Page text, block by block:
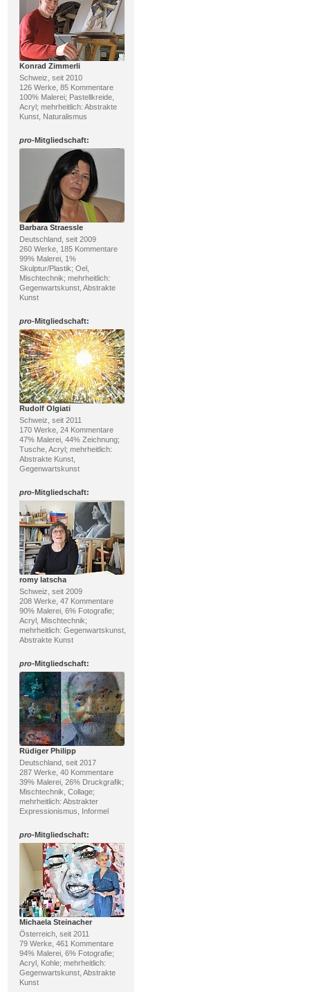
Konrad Zimmerli
Schweiz, seit 2010
126 Werke, 85 Kommentare
100% Malerei; Pastellkreide,
Acryl; mehrheitlich: Abstrakte
Kunst, Naturalismus
pro-Mitgliedschaft:
Barbara Straessle
Deutschland, seit 2009
260 Werke, 185 Kommentare
99% Malerei, 1%
Skulptur/Plastik; Oel,
Mischtechnik; mehrheitlich:
Gegenwartskunst, Abstrakte
Kunst
pro-Mitgliedschaft:
Rudolf Olgiati
Schweiz, seit 2011
170 Werke, 24 Kommentare
47% Malerei, 44% Zeichnung;
Tusche, Acryl; mehrheitlich:
Abstrakte Kunst,
Gegenwartskunst
pro-Mitgliedschaft:
romy latscha
Schweiz, seit 2009
208 Werke, 47 Kommentare
90% Malerei, 6% Fotografie;
Acryl, Mischtechnik;
mehrheitlich: Gegenwartskunst,
Abstrakte Kunst
pro-Mitgliedschaft:
Rüdiger Philipp
Deutschland, seit 2017
287 Werke, 40 Kommentare
39% Malerei, 26% Druckgrafik;
Mischtechnik, Collage;
mehrheitlich: Abstrakter
Expressionismus, Informel
pro-Mitgliedschaft:
Michaela Steinacher
Österreich, seit 2011
79 Werke, 461 Kommentare
94% Malerei, 6% Fotografie;
Acryl, Kohle; mehrheitlich:
Gegenwartskunst, Abstrakte
Kunst